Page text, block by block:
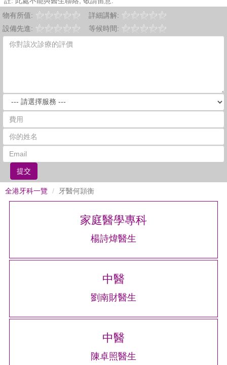
物有所值:
詳細講解:
設備先進:
等候時間:
提交
全港牙科一覽 牙醫何頴衡
家庭醫學專科
楊詩煒醫生
中醫
劉南財醫生
中醫
陳卓照醫生